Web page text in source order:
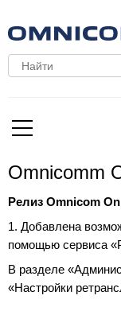
Omnicomm
Релиз Omnicom
1. Добавлена
помощью сервиса
В разделе
«Настройки